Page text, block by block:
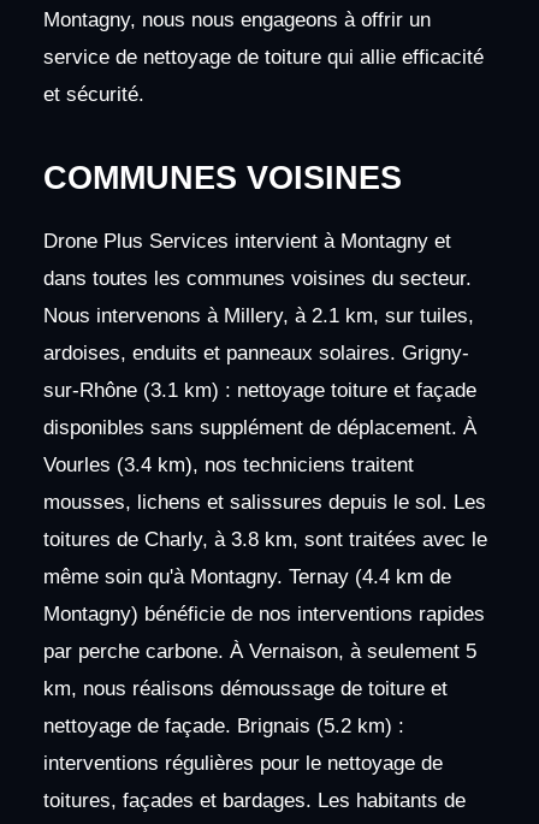
Montagny, nous nous engageons à offrir un
service de nettoyage de toiture qui allie efficacité
et sécurité.
COMMUNES VOISINES
Drone Plus Services intervient à Montagny et
dans toutes les communes voisines du secteur.
Nous intervenons à Millery, à 2.1 km, sur tuiles,
ardoises, enduits et panneaux solaires. Grigny-
sur-Rhône (3.1 km) : nettoyage toiture et façade
disponibles sans supplément de déplacement. À
Vourles (3.4 km), nos techniciens traitent
mousses, lichens et salissures depuis le sol. Les
toitures de Charly, à 3.8 km, sont traitées avec le
même soin qu'à Montagny. Ternay (4.4 km de
Montagny) bénéficie de nos interventions rapides
par perche carbone. À Vernaison, à seulement 5
km, nous réalisons démoussage de toiture et
nettoyage de façade. Brignais (5.2 km) :
interventions régulières pour le nettoyage de
toitures, façades et bardages. Les habitants de